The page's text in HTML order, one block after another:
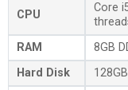
CPU
Core
RAM
8GB
Hard Disk